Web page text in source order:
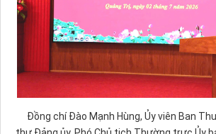
Đồng chí Đào Mạnh Hùng, Ủy viên Ban